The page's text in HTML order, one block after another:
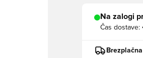
Na zalogi
Čas dostave: